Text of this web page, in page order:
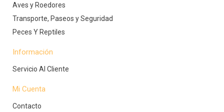
Aves y Roedores
Transporte, Paseos y Seguridad
Peces Y Reptiles
Información
Servicio Al Cliente
Mi Cuenta
Contacto